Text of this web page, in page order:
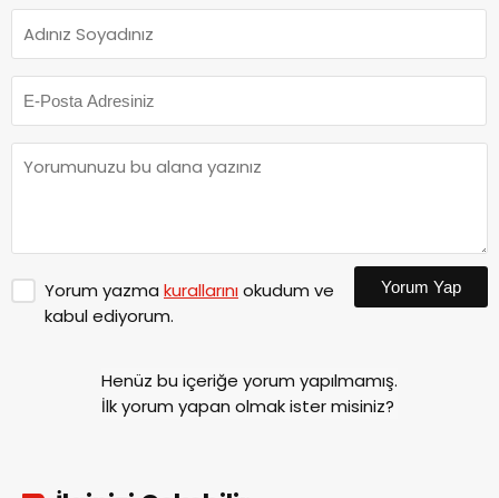
Yorum yazma kurallarınıokudum ve
kabul ediyorum.
Yorum Yap
Henüz bu içeriğe yorum yapılmamış.
İlk yorum yapan olmak ister misiniz?